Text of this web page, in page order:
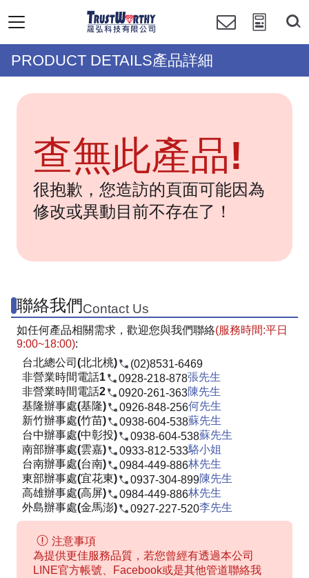
PRODUCT DETAILS產品詳細
查無此產品!
很抱歉，您造訪的頁面可能因為
修改或異動目前不存在了！
聯絡我們Contact Us
如任何產品相關需求，歡迎您與我們聯絡(服務時間:平日
9:00~18:00):
台北總公司(北北桃)
(02)8531-6469
非營業時間電話1
0928-218-878張先生
非營業時間電話2
0920-261-363陳先生
基隆辦事處(基隆)
0926-848-256何先生
新竹辦事處(竹苗)
0938-604-538蘇先生
台中辦事處(中彰投)
0938-604-538蘇先生
南部辦事處(雲嘉)
0933-812-533駱小姐
台南辦事處(台南)
0984-449-886林先生
東部辦事處(宜花東)
0937-304-899陳先生
高雄辦事處(高屏)
0984-449-886林先生
外島辦事處(金馬澎)
0927-227-520李先生
注意事項
為提供更佳服務品質，若您曾經有透過本公司
LINE官方帳號、Facebook或是其他管道聯絡我